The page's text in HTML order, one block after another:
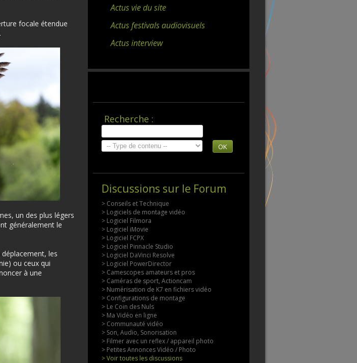
focale étendue
un des plus légers
généralement le
les
ou ceux qui
à une
Actus vie du site
Actus festivals audiovisuels
Actus interview
Recherche :
OK
Discussions sur le Forum
> Conseils et Technique
> Logiciels de montage vidéo
> Logiciel Filmora
> Logiciel iMovie
> Logiciel FCPX
> Logiciel Pinnacle Studio
> Logiciel DaVinci Resolve
> Logiciel PowerDirector
> Camescopes amateurs et pros
> Caméras de sport, Actioncam
> Numérisation de K7 en fichiers vidéo
> Configurations de montage
> Le Coin des Nuls
> Ma Vidéo en ligne
> Communauté vidéo
> Son, Audio, Sonorisation
> Filmer avec un reflex / appareil photo
> Petites Annonces Vidéo / Photo
> Voir toutes les discussions